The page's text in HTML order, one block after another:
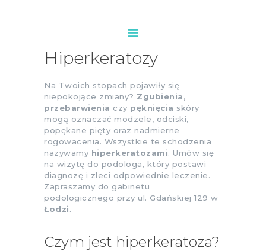
O NAS
USŁUGI
CENNIK
KONTAKT
Hiperkeratozy
Na Twoich stopach pojawiły się
niepokojące zmiany? Zgubienia,
przebarwienia czy pęknięcia skóry
mogą oznaczać modzele, odciski,
popękane pięty oraz nadmierne
rogowacenia. Wszystkie te schodzenia
nazywamy hiperkeratozami. Umów się
na wizytę do podologa, który postawi
diagnozę i zleci odpowiednie leczenie.
Zapraszamy do gabinetu
podologicznego przy ul. Gdańskiej 129 w
Łodzi.
Czym jest hiperkeratoza?